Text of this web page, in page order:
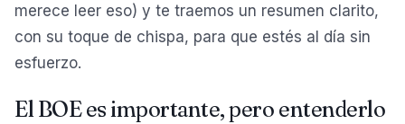
merece leer eso) y te traemos un resumen clarito,
con su toque de chispa, para que estés al día sin
esfuerzo.
El BOE es importante, pero entenderlo